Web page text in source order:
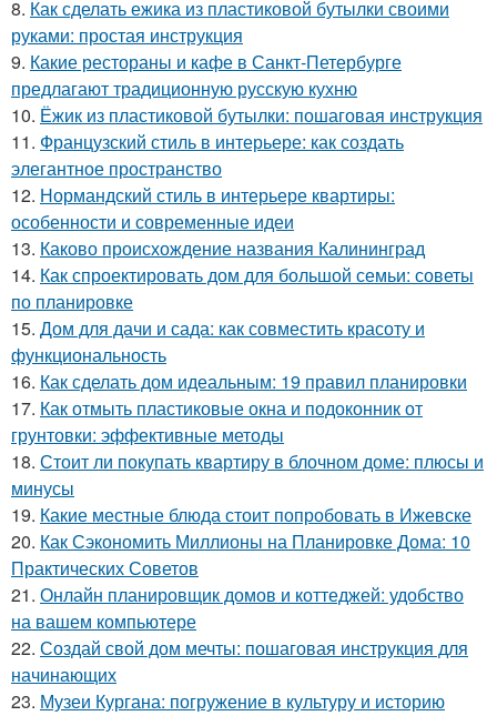
8. Как сделать ежика из пластиковой бутылки своими
руками: простая инструкция
9. Какие рестораны и кафе в Санкт-Петербурге
предлагают традиционную русскую кухню
10. Ёжик из пластиковой бутылки: пошаговая инструкция
11. Французский стиль в интерьере: как создать
элегантное пространство
12. Нормандский стиль в интерьере квартиры:
особенности и современные идеи
13. Каково происхождение названия Калининград
14. Как спроектировать дом для большой семьи: советы
по планировке
15. Дом для дачи и сада: как совместить красоту и
функциональность
16. Как сделать дом идеальным: 19 правил планировки
17. Как отмыть пластиковые окна и подоконник от
грунтовки: эффективные методы
18. Стоит ли покупать квартиру в блочном доме: плюсы и
минусы
19. Какие местные блюда стоит попробовать в Ижевске
20. Как Сэкономить Миллионы на Планировке Дома: 10
Практических Советов
21. Онлайн планировщик домов и коттеджей: удобство
на вашем компьютере
22. Создай свой дом мечты: пошаговая инструкция для
начинающих
23. Музеи Кургана: погружение в культуру и историю